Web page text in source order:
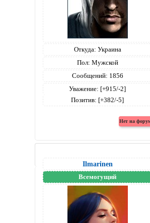
Откуда: Украина
Пол: Мужской
Сообщений: 1856
Уважение: [+915/-2]
Позитив: [+382/-5]
Ilmarinen
Всемогущий